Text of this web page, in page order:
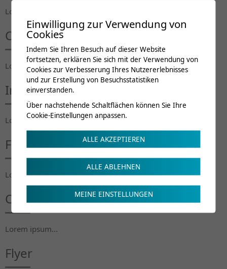
Lorem ipsum...
Contenu du cours
Lorem ipsum...
Intervenants
Lorem ipsum...
Frais de cours
Lorem ipsum...
Crédits de formation
Lorem ipsum...
Flyer
Einwilligung zur Verwendung von
Cookies
Indem Sie Ihren Besuch auf dieser Website
fortsetzen, erklären Sie sich mit der Verwendung von
Cookies zur Verbesserung Ihres Nutzererlebnisses
und zur Erstellung von Besuchsstatistiken
einverstanden.
Über nachstehende Schaltflächen können Sie Ihre
Cookie-Einstellungen anpassen.
ALLE AKZEPTIEREN
ALLE ABLEHNEN
MEINE EINSTELLUNGEN